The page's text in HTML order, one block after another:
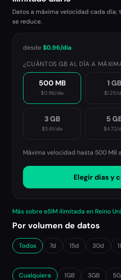
Datos a máxima velocidad cada
se reduce.
desde$0.96/día
¿CUÁNTOS GB AL DÍA A
500 MB
$0.96/día
1 GB
$1.25/
3 GB
$5.61/día
5
$4.72/
Máxima velocidad hasta 500 MB
Elegir días y
Más sobre eSIM ilimitada en Reino
Por volumen de datos
Todos 7d 15d 30d
Cualquiera 1GB 3GB